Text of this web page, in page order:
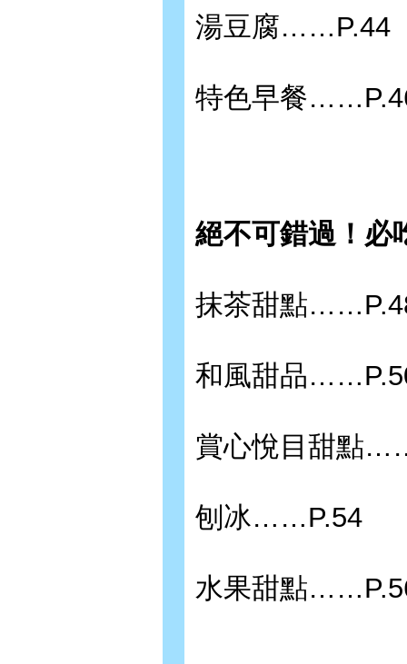
湯豆腐……P.44
特色早餐
絕不可錯過！必
抹茶甜點
和風甜品
賞心悅目甜點
刨冰……P.54
水果甜點